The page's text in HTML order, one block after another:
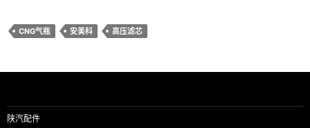
CNG气瓶 安美科 高压滤芯
陕汽配件